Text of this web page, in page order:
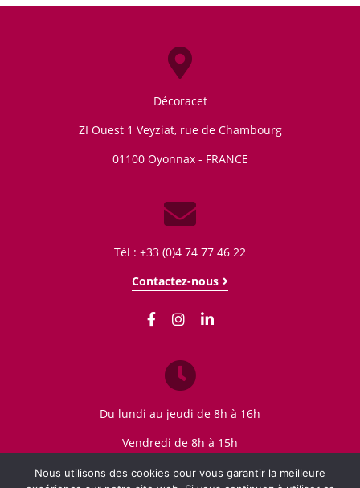
Décoracet
ZI Ouest 1 Veyziat, rue de Chambourg
01100 Oyonnax - FRANCE
Tél : +33 (0)4 74 77 46 22
Contactez-nous
Du lundi au jeudi de 8h à 16h
Vendredi de 8h à 15h
Nous utilisons des cookies pour vous garantir la meilleure